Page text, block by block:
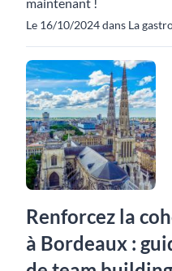
maintenant !
Le 16/10/2024 dans La
Renforcez la
à Bordeaux :